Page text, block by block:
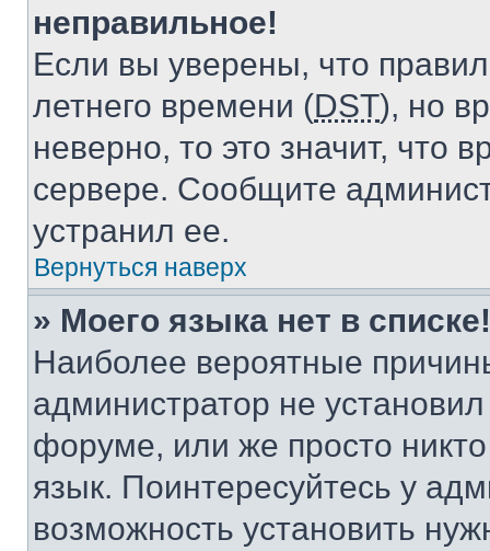
неправильное!
Если вы уверены, что
летнего времени (DST), но
неверно, то это значит, что
сервере. Сообщите
устранил ее.
Вернуться наверх
» Моего языка нет в списке!
Наиболее вероятные
администратор не
форуме, или же просто
язык. Поинтересуйтесь у
возможность установить